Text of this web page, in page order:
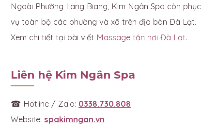
Ngoài Phường Lang Biang, Kim Ngân Spa còn phục
vụ toàn bộ các phường và xã trên địa bàn Đà Lạt.
Xem chi tiết tại bài viết Massage tận nơi Đà Lạt.
Liên hệ Kim Ngân Spa
☎ Hotline / Zalo: 0338.730.808
Website: spakimngan.vn